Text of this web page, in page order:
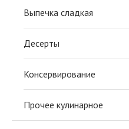
Выпечка сладкая
Десерты
Консервирование
Прочее кулинарное